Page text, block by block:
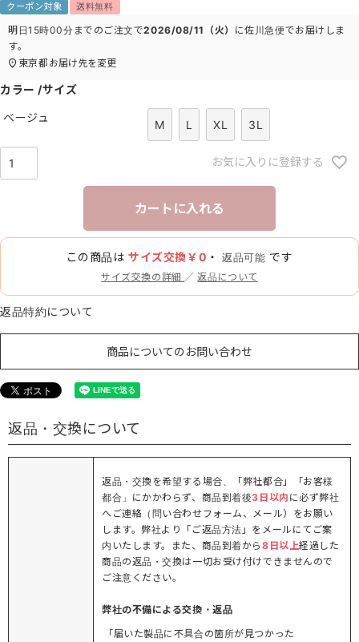
クーポン対象 送料無料
明日15時00分 までのご注文で2026/08/11（火） に佐川急便でお届けしま
す。
東京都 お届け先を変更
カラー サイズ
ベージュ
M L XL 3L
お気に入りに登録する
カートに入れる
この商品はサイズ交換￥0 ・返品可能 です
サイズ交換の詳細 ／返品について
返品特約について
商品についてのお問い合わせ
返品・交換について
返品・交換を希望する場合、「弊社都合」「お客様
都合」にかかわらず、商品到着後3日以内 に必ず弊社
へご連絡（問い合わせフォーム、メール）をお願い
します。弊社より「ご返品方法」をメールにてご案
内いたします。また、商品到着から 8日以上経過した
商品の返品・交換は一切お受け付けできませんので
ご注意ください。
弊社の不備による交換・返品
「届いた製品に不具合の箇所が見つかった